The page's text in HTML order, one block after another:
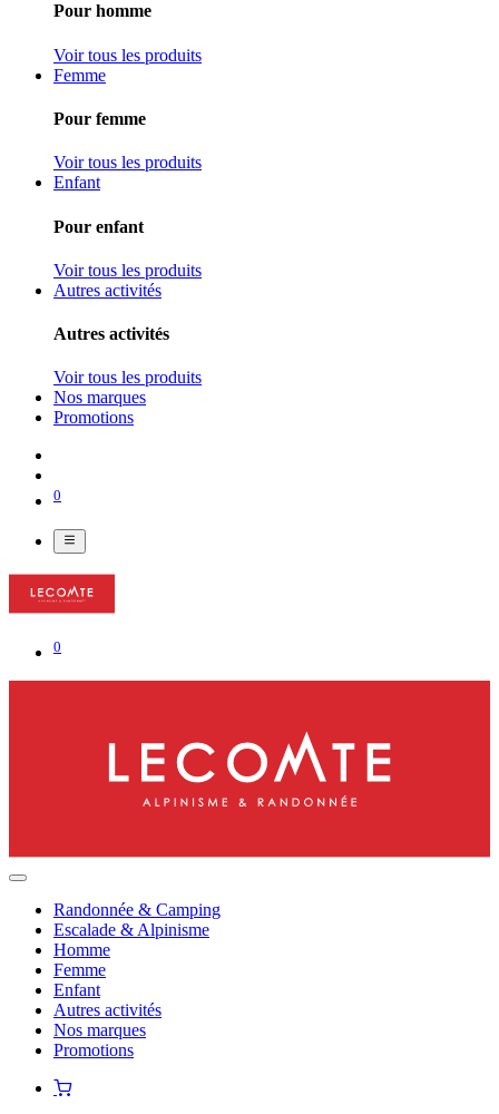
Pour homme
Voir tous les produits
Femme
Pour femme
Voir tous les produits
Enfant
Pour enfant
Voir tous les produits
Autres activités
Autres activités
Voir tous les produits
Nos marques
Promotions
0
0
Randonnée & Camping
Escalade & Alpinisme
Homme
Femme
Enfant
Autres activités
Nos marques
Promotions